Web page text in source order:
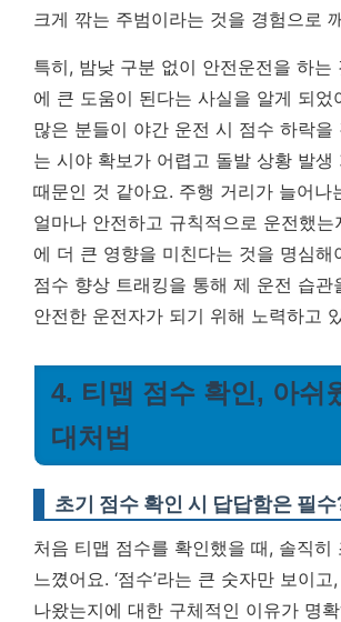
크게 깎는 주범이라는 것을 경험으로
특히, 밤낮 구분 없이 안전운전을 하는
에 큰 도움이 된다는 사실을 알게 되었
많은 분들이 야간 운전 시 점수 하락을
는 시야 확보가 어렵고 돌발 상황 발생
때문인 것 같아요. 주행 거리가 늘어나
얼마나 안전하고 규칙적으로 운전했는
에 더 큰 영향을 미친다는 것을 명심해
점수 향상 트래킹을 통해 제 운전 습관
안전한 운전자가 되기 위해 노력하고
4. 티맵 점수 확인, 아쉬
대처법
초기 점수 확인 시 답답함은 필수
처음 티맵 점수를 확인했을 때, 솔직히
느꼈어요. ‘점수’라는 큰 숫자만 보이
나왔는지에 대한 구체적인 이유가 명